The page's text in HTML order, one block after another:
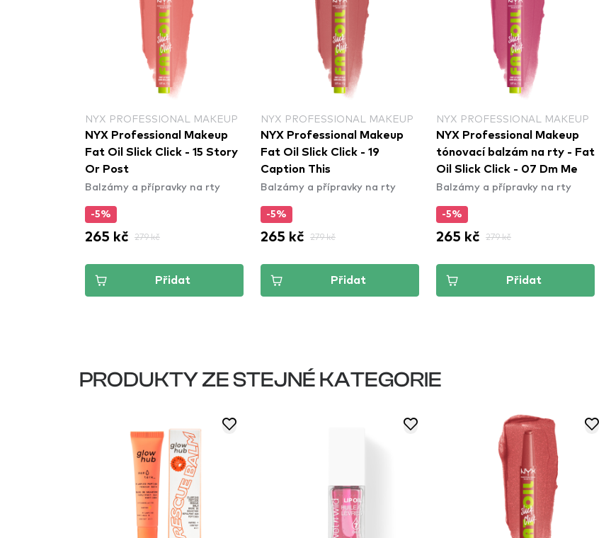
NYX PROFESSIONAL MAKEUP
NYX Professional Makeup
Fat Oil Slick Click - 15 Story
Or Post
Balzámy a přípravky na rty
-5%
265 kč 279 kč
Přidat
NYX PROFESSIONAL MAKEUP
NYX Professional Makeup
Fat Oil Slick Click - 19
Caption This
Balzámy a přípravky na rty
-5%
265 kč 279 kč
Přidat
NYX PROFESSIONAL MAKEUP
NYX Professional Makeup
tónovací balzám na rty - Fat
Oil Slick Click - 07 Dm Me
Balzámy a přípravky na rty
-5%
265 kč 279 kč
Přidat
PRODUKTY ZE STEJNÉ KATEGORIE